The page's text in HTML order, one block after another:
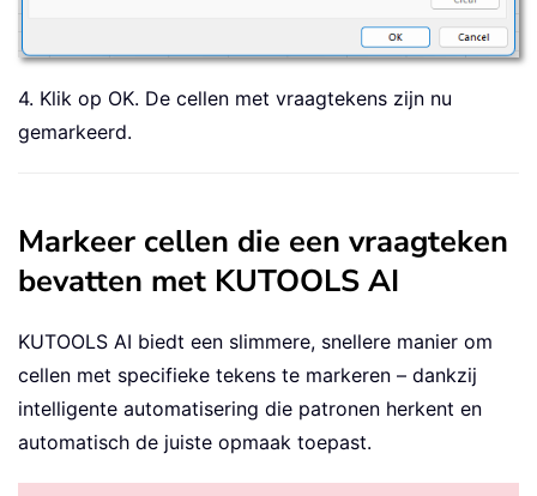
4. Klik op OK. De cellen met vraagtekens zijn nu
gemarkeerd.
Markeer cellen die een vraagteken
bevatten met KUTOOLS AI
KUTOOLS AI biedt een slimmere, snellere manier om
cellen met specifieke tekens te markeren – dankzij
intelligente automatisering die patronen herkent en
automatisch de juiste opmaak toepast.